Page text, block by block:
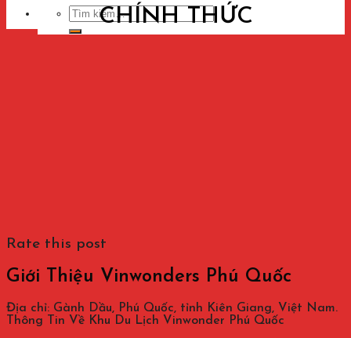
Tìm
kiếm:CHÍNH THỨC
Rate this post
Giới Thiệu Vinwonders Phú Quốc
Địa chỉ: Gành Dầu, Phú Quốc, tỉnh Kiên Giang, Việt Nam.
Thông Tin Về Khu Du Lịch Vinwonder Phú Quốc